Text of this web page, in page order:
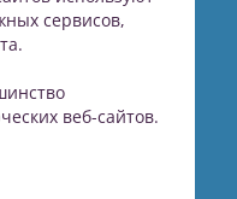
сервисов,
веб-сайтов.